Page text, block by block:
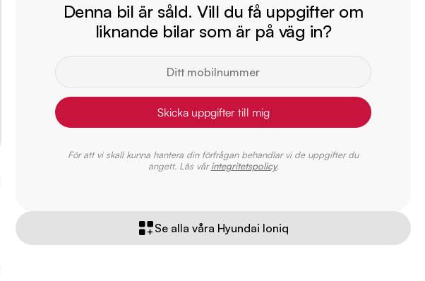
Denna bil är såld. Vill du få uppgifter om
liknande bilar som är på väg in?
Skicka uppgifter till mig
För att vi skall kunna hantera din förfrågan behandlar vi de uppgifter du
angett. Läs vårintegritetspolicy.
Se alla våra Hyundai Ioniq